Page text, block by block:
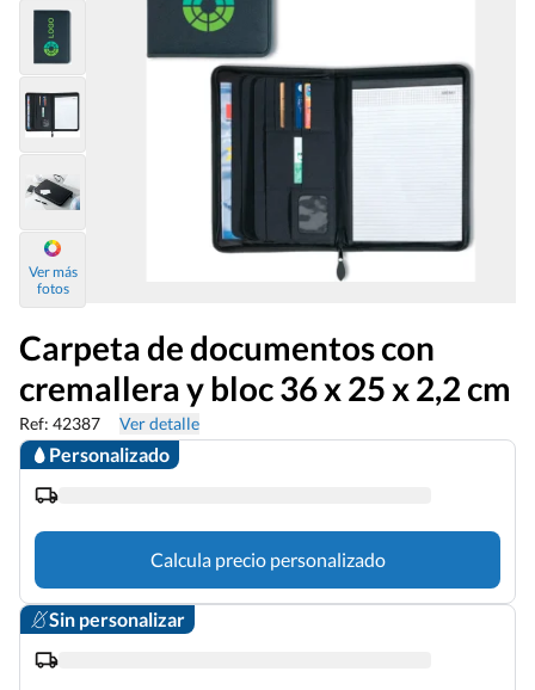
Ver más
fotos
Carpeta de documentos con
cremallera y bloc 36 x 25 x 2,2 cm
Ref: 42387 Ver detalle
Personalizado
Calcula precio personalizado
Sin personalizar